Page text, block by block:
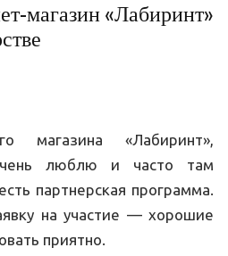
магазин «Лабиринт»
магазина «Лабиринт»,
люблю и часто там
партнерская программа.
на участие — хорошие
приятно.